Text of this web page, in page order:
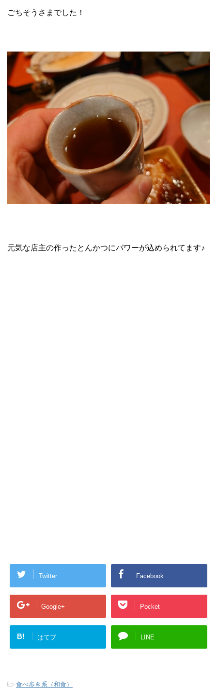
ごちそうさまでした！
元気な店主の作ったとんかつにパワーが込められてます♪
Twitter Facebook
Google+ Pocket
B! はてブ LINE
-食べ歩き系（和食）